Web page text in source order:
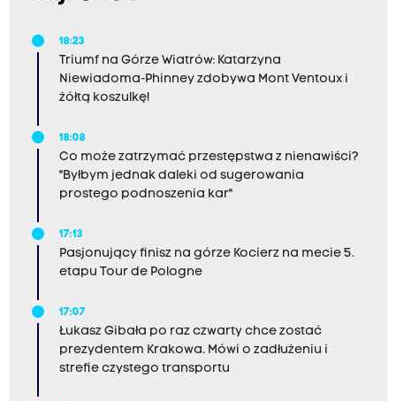
18:23
Triumf na Górze Wiatrów: Katarzyna
Niewiadoma-Phinney zdobywa Mont Ventoux i
żółtą koszulkę!
18:08
Co może zatrzymać przestępstwa z nienawiści?
"Byłbym jednak daleki od sugerowania
prostego podnoszenia kar"
17:13
Pasjonujący finisz na górze Kocierz na mecie 5.
etapu Tour de Pologne
17:07
Łukasz Gibała po raz czwarty chce zostać
prezydentem Krakowa. Mówi o zadłużeniu i
strefie czystego transportu